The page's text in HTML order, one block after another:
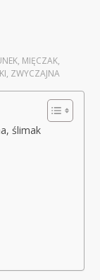
, MIĘCZAK,
, ZWYCZAJNA
ślimak